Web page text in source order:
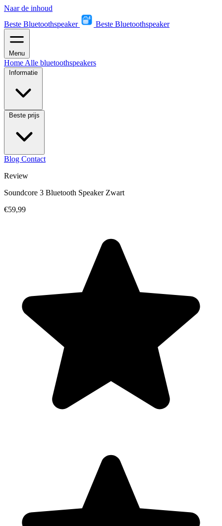
Naar de inhoud
Beste Bluetoothspeaker
Beste Bluetoothspeaker
Menu
Home Alle bluetoothspeakers
Informatie
Beste prijs
Blog Contact
Review
Soundcore 3 Bluetooth Speaker Zwart
€59,99